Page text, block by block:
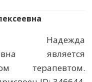
Надежда
является
терапевтом.